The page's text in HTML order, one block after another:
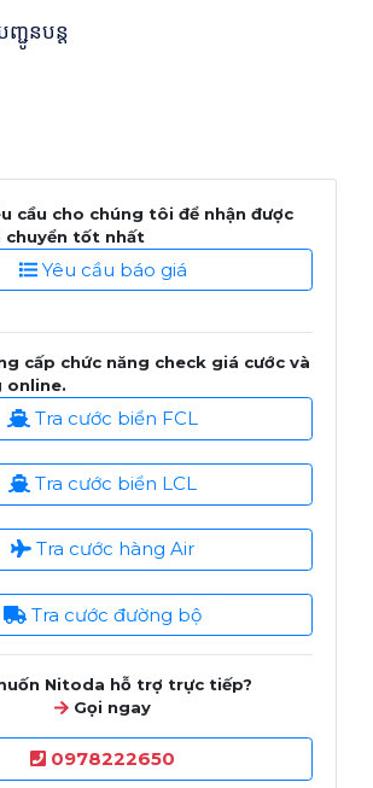
ជូនបន្ត
cầu cho chúng tôi để nhận được
chuyển tốt nhất
Yêu cầu báo giá
cấp chức năng check giá cước và
online.
Tra cước biển FCL
Tra cước biển LCL
Tra cước hàng Air
Tra cước đường bộ
Nitoda hỗ trợ trực tiếp?
Gọi ngay
0978222650